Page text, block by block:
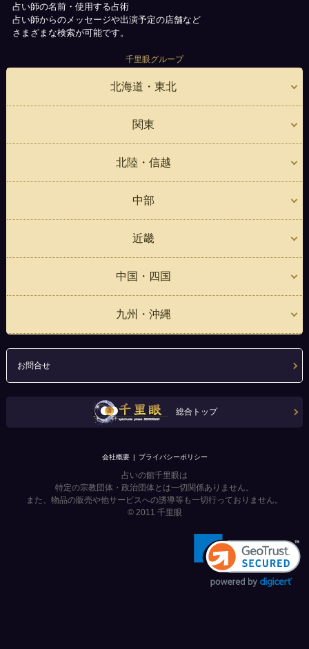
占い師の名前・使用する占術
占い師からのメッセージや出演予定の店舗など
さまざまな検索が可能です。
千里眼グループ
北海道・東北
関東
北陸・信越
中部
近畿
中国・四国
九州・沖縄
お問合せ
総合トップ
会社概要 プライバシーポリシー
占いの館千里眼は
特定の宗教団体・政治団体とは一切関係ありません。
また、物品の販売や他サービスへの誘導等も一切行っておりません。
© 2011 千里眼